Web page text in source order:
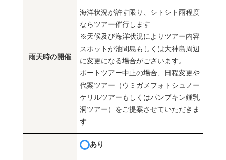
雨天時の開催
海洋状況が許す限り、シトシト雨程度
ならツアー催行します
※天候及び海洋状況によりツアー内容
スポットが池間島もしくは大神島周辺
に変更になる場合がございます。
ボートツアー中止の場合、日程変更や
代案ツアー（ウミガメフォトシュノー
ケリルツアーもしくはパンプキン鍾乳
洞ツアー）をご提案させていただきま
す
あり